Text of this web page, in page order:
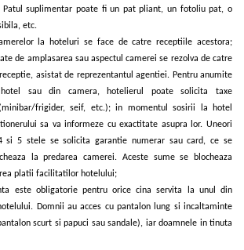
Patul suplimentar poate fi un pat pliant, un fotoliu pat, o
etc.
la hoteluri se face de catre receptiile acestora;
de amplasarea sau aspectul camerei se rezolva de catre
asistat de reprezentantul agentiei. Pentru anumite
sau din camera, hotelierul poate solicita taxe
frigider, seif, etc.); in momentul sosirii la hotel
sa va informeze cu exactitate asupra lor. Uneori
si 5 stele se solicita garantie numerar sau card, ce se
la predarea camerei. Aceste sume se blocheaza
platii facilitatilor hotelului;
este obligatorie pentru orice cina servita la unul din
Domnii au acces cu pantalon lung si incaltaminte
scurt si papuci sau sandale), iar doamnele in tinuta